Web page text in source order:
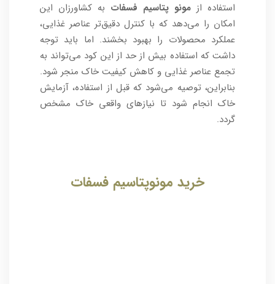
استفاده از مونو پتاسیم فسفات به کشاورزان این
امکان را می‌دهد که با کنترل دقیق‌تر عناصر غذایی،
عملکرد محصولات را بهبود بخشند. اما باید توجه
داشت که استفاده بیش از حد از این کود می‌تواند به
تجمع عناصر غذایی و کاهش کیفیت خاک منجر شود.
بنابراین، توصیه می‌شود که قبل از استفاده، آزمایش
خاک انجام شود تا نیازهای واقعی خاک مشخص
گردد.
خرید مونوپتاسیم فسفات